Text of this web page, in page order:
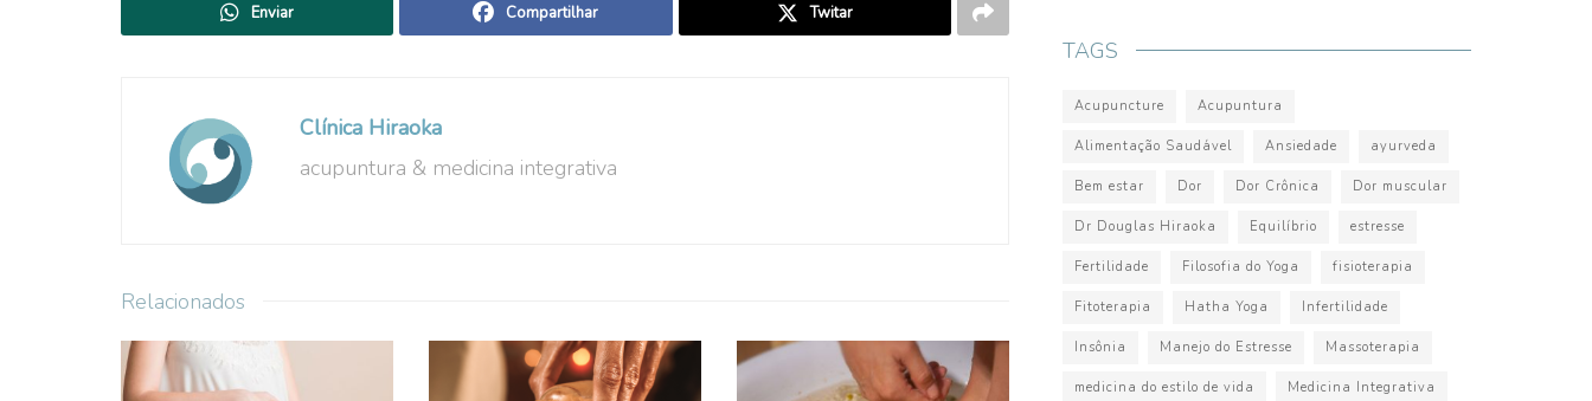
Enviar Compartilhar Twitar
Clínica Hiraoka
acupuntura & medicina integrativa
Relacionados
TAGS
Acupuncture Acupuntura
Alimentação Saudável Ansiedade ayurveda
Bem estar Dor Dor Crônica Dor muscular
Dr Douglas Hiraoka Equilíbrio estresse
Fertilidade Filosofia do Yoga fisioterapia
Fitoterapia Hatha Yoga Infertilidade
Insônia Manejo do Estresse Massoterapia
medicina do estilo de vida Medicina Integrativa